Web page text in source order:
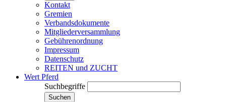
Kontakt
Gremien
Verbandsdokumente
Mitgliederversammlung
Gebührenordnung
Impressum
Datenschutz
REITEN und ZUCHT
Wert Pferd
Suchbegriffe
Suchen